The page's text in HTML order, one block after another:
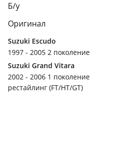
Б/y
Оригинал
Suzuki Escudo
1997 - 2005 2 поколение
Suzuki Grand Vitara
2002 - 2006 1 поколение
рестайлинг (FT/HT/GT)